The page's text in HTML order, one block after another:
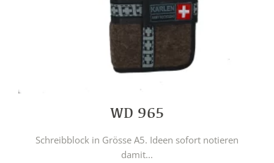
WD 965
Schreibblock in Grösse A5. Ideen sofort notieren
damit...